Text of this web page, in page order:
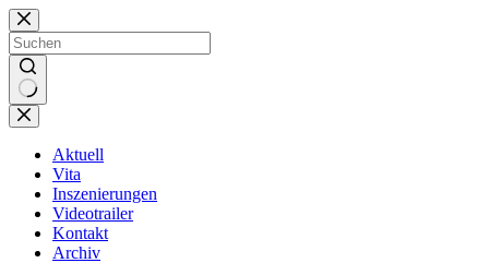
Zum
Inhalt
springen
Keine
Ergebnisse
Aktuell
Vita
Inszenierungen
Videotrailer
Kontakt
Archiv